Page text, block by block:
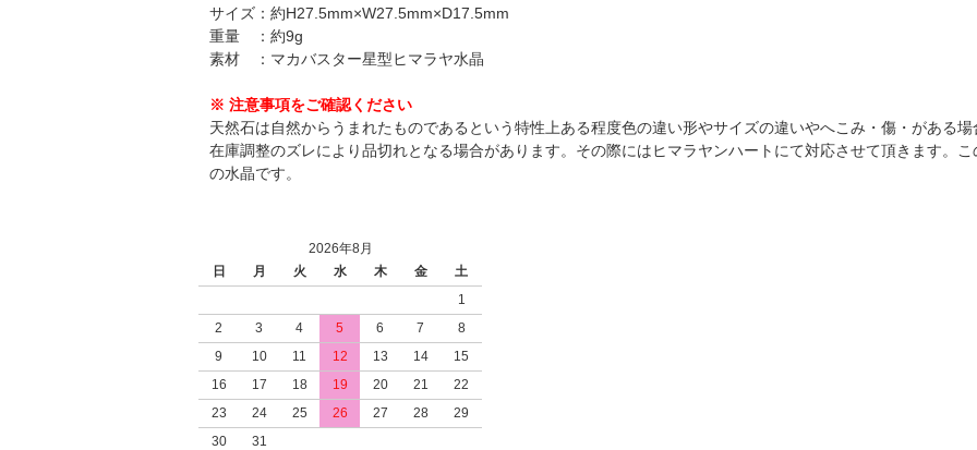
サイズ：約H27.5mm×W27.5mm×D17.5mm
重量 ：約9g
素材 ：マカバスター星型ヒマラヤ水晶
※ 注意事項をご確認ください
天然石は自然からうまれたものであるという特性上ある程度色の違い形やサイズの違いやへこみ・傷・がある
在庫調整のズレにより品切れとなる場合があります。その際にはヒマラヤンハートにて対応させて頂きます。
の水晶です。
2026年8月
日
月 火 水 木 金
土
1
2
3 4 5 6 7
8
9
10 11 12 13 14
15
16
17 18 19 20 21
22
23
24 25 26 27 28
29
30
31